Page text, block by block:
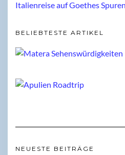
BELIEBTESTE ARTIKEL
NEUESTE BEITRÄGE